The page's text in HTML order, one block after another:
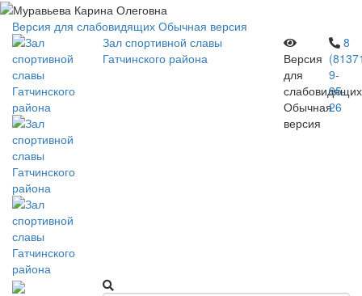
Версия для слабовидящих Обычная версия
Зал спортивной славы
Гатчинского района
Версия
для
слабовидящих
Обычная
версия
8
9-
95-
26